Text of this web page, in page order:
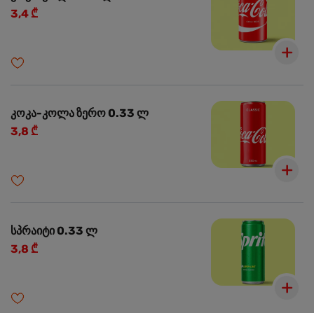
3,4 ₾
კოკა-კოლა ზერო 0.33 ლ
3,8 ₾
სპრაიტი 0.33 ლ
3,8 ₾